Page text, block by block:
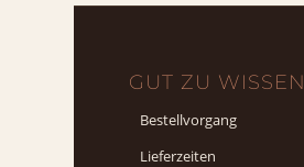
GUT ZU WISSEN
Bestellvorgang
Lieferzeiten